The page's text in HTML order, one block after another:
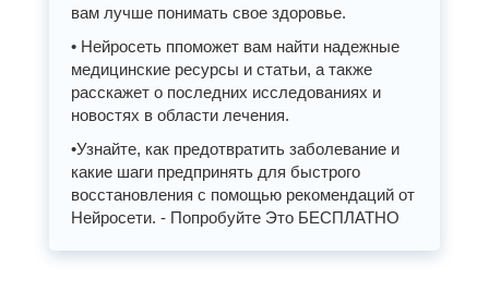
вам лучше понимать свое здоровье.
• Нейросеть ппоможет вам найти надежные
медицинские ресурсы и статьи, а также
расскажет о последних исследованиях и
новостях в области лечения.
•Узнайте, как предотвратить заболевание и
какие шаги предпринять для быстрого
восстановления с помощью рекомендаций от
Нейросети. - Попробуйте Это БЕСПЛАТНО